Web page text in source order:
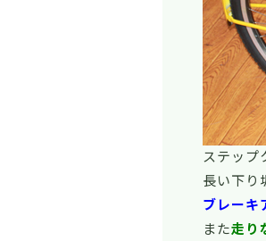
ステップ
長い下り
ブレーキ
また走り